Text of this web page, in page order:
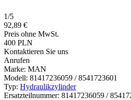
1/5
92,89 €
Preis ohne MwSt.
400 PLN
Kontaktieren Sie uns
Anrufen
Marke: MAN
Modell: 81417236059 / 8541723601
Typ: Hydraulikzylinder
Ersatzteilnummer: 81417236059 /